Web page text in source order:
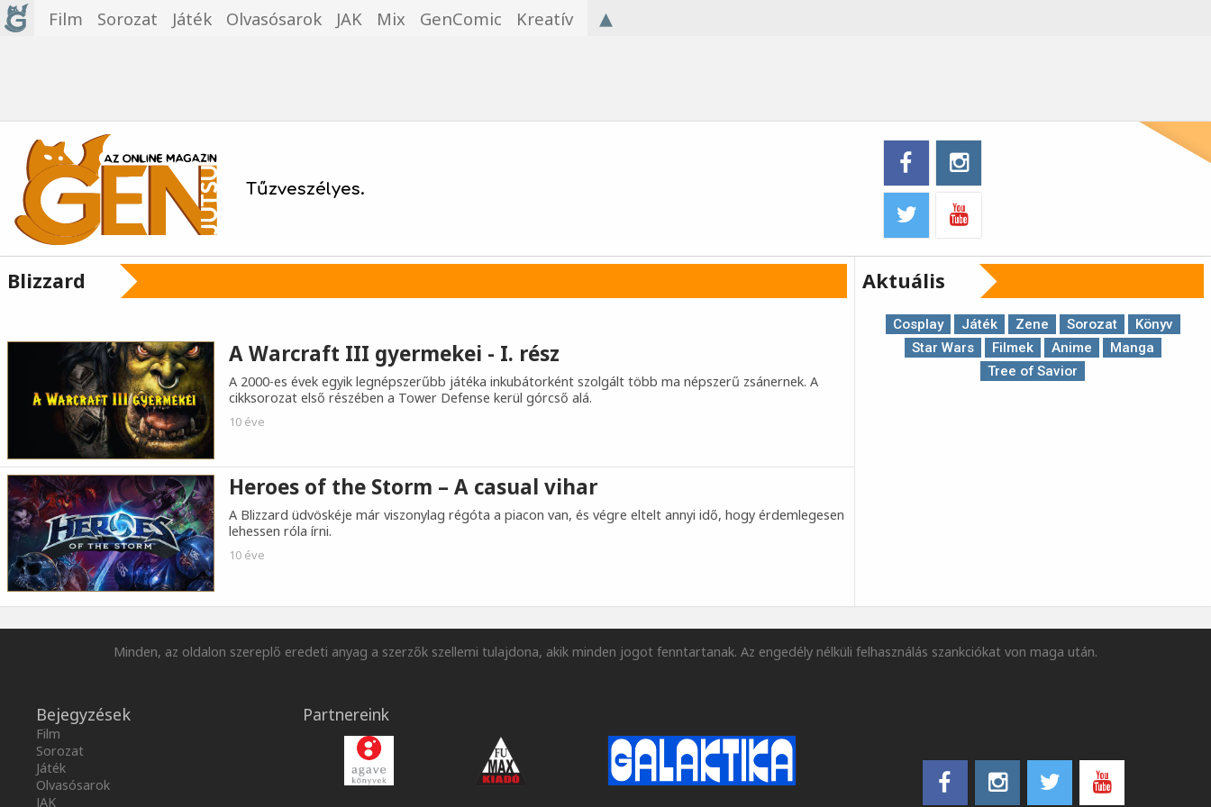
Film Sorozat Játék Olvasósarok JAK Mix GenComic Kreatív ▴
Tűzveszélyes.
Blizzard
A Warcraft III gyermekei - I. rész
A 2000-es évek egyik legnépszerűbb játéka inkubátorként szolgált több ma népszerű zsánernek. A
cikksorozat első részében a Tower Defense kerül górcső alá.
10 éve
Heroes of the Storm – A casual vihar
A Blizzard üdvöskéje már viszonylag régóta a piacon van, és végre eltelt annyi idő, hogy érdemlegesen
lehessen róla írni.
10 éve
Aktuális
Cosplay Játék Zene Sorozat
Könyv
Star Wars
Filmek Anime
Manga
Tree of Savior
Minden, az oldalon szereplő eredeti anyag a szerzők szellemi tulajdona, akik minden jogot fenntartanak. Az engedély nélküli felhasználás szankciókat von maga után.
Bejegyzések
Film
Sorozat
Játék
Olvasósarok
JAK
Partnereink